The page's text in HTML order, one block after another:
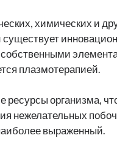
химических и
существует
плазмотерапией.
ресурсы организма,
нежелательных
выраженный.